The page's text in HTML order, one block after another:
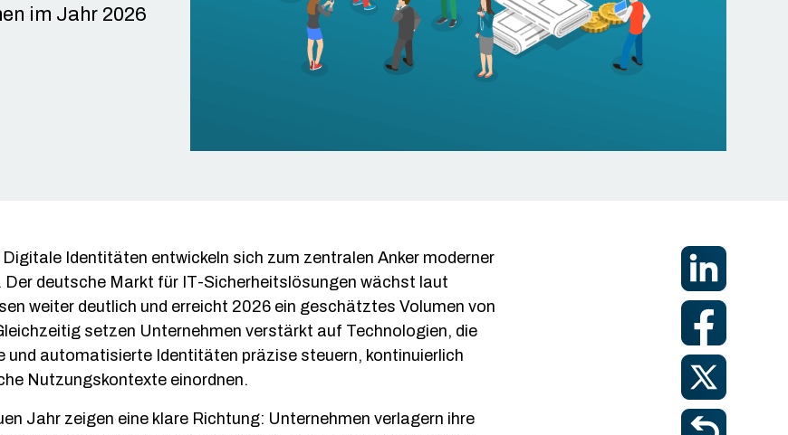
Betrugserkennung
DevOps
im Jahr 2026
Digitale Identitäten entwickeln sich zum zentralen Anker moderner
deutsche Markt für IT-Sicherheitslösungen wächst laut
weiter deutlich und erreicht 2026 ein geschätztes Volumen von
setzen Unternehmen verstärkt auf Technologien, die
und automatisierte Identitäten präzise steuern, kontinuierlich
Nutzungskontexte einordnen.
Jahr zeigen eine klare Richtung: Unternehmen verlagern ihre